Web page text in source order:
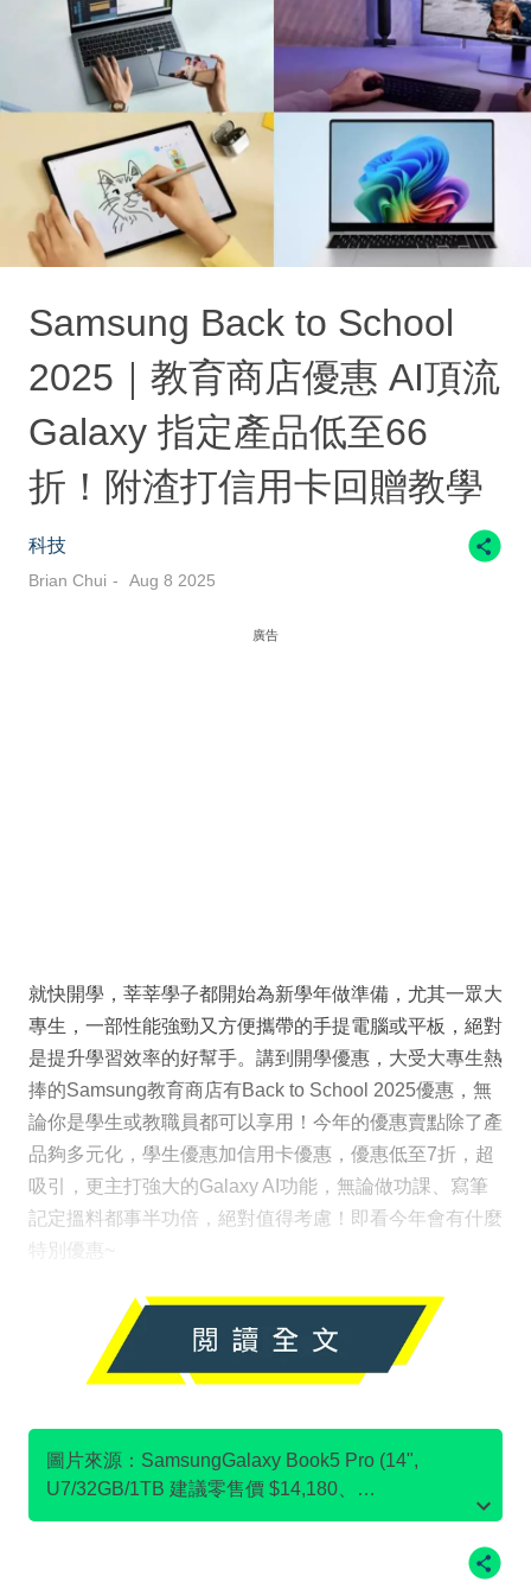
Samsung Back to School
2025｜教育商店優惠 AI頂流
Galaxy 指定產品低至66
折！附渣打信用卡回贈教學
科技
Brian Chui Aug 8 2025
廣告
就快開學，莘莘學子都開始為新學年做準備，尤其一眾大
專生，一部性能強勁又方便攜帶的手提電腦或平板，絕對
是提升學習效率的好幫手。講到開學優惠，大受大專生熱
捧的Samsung教育商店有Back to School 2025優惠，無
論你是學生或教職員都可以享用！今年的優惠賣點除了產
品夠多元化，學生優惠加信用卡優惠，優惠低至7折，超
吸引，更主打強大的Galaxy AI功能，無論做功課、寫筆
記定搵料都事半功倍，絕對值得考慮！即看今年會有什麼
特別優惠~
圖片來源：SamsungGalaxy Book5 Pro (14",
U7/32GB/1TB 建議零售價 $14,180、
SamsungGalaxy Book4 (15.6”, i7/16GB/512GB 建議